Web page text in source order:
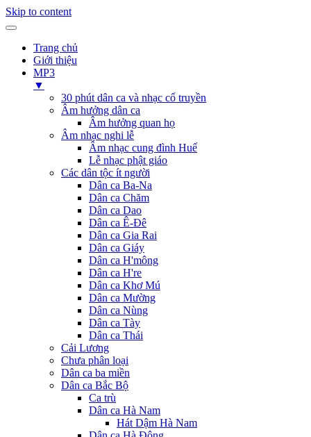
Skip to content
Trang chủ
Giới thiệu
MP3
▼
30 phút dân ca và nhạc cổ truyền
Âm hưởng dân ca
Âm hưởng quan họ
Âm nhạc nghi lễ
Âm nhạc cung đình Huế
Lễ nhạc phật giáo
Các dân tộc ít người
Dân ca Ba-Na
Dân ca Chăm
Dân ca Dao
Dân ca Ê-Đê
Dân ca Gia Rai
Dân ca Giáy
Dân ca H'mông
Dân ca H're
Dân ca Khơ Mú
Dân ca Mường
Dân ca Nùng
Dân ca Tày
Dân ca Thái
Cải Lương
Chưa phân loại
Dân ca ba miền
Dân ca Bắc Bộ
Ca trù
Dân ca Hà Nam
Hát Dậm Hà Nam